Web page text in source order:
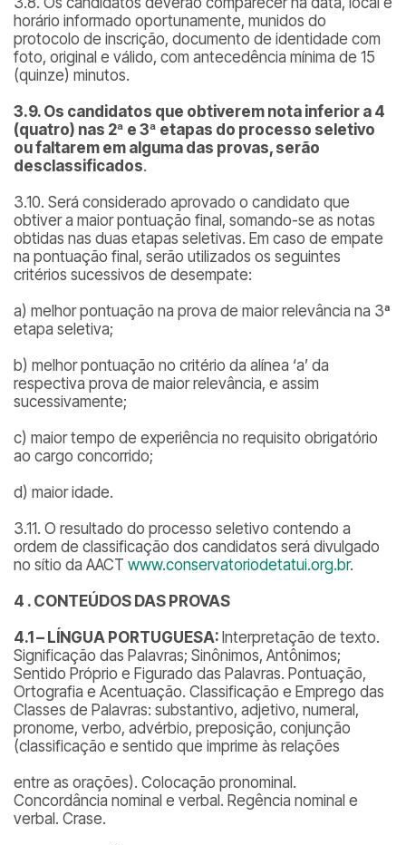
horário informado oportunamente, munidos do
protocolo de inscrição, documento de identidade com
foto, original e válido, com antecedência mínima de 15
(quinze) minutos.
3.9. Os candidatos que obtiverem nota inferior a 4
(quatro) nas 2ª e 3ª etapas do processo seletivo
ou faltarem em alguma das provas, serão
desclassificados.
3.10. Será considerado aprovado o candidato que
obtiver a maior pontuação final, somando-se as notas
obtidas nas duas etapas seletivas. Em caso de empate
na pontuação final, serão utilizados os seguintes
critérios sucessivos de desempate:
a) melhor pontuação na prova de maior relevância na 3ª
etapa seletiva;
b) melhor pontuação no critério da alínea ‘a’ da
respectiva prova de maior relevância, e assim
sucessivamente;
c) maior tempo de experiência no requisito obrigatório
ao cargo concorrido;
d) maior idade.
3.11. O resultado do processo seletivo contendo a
ordem de classificação dos candidatos será divulgado
no sítio da AACT www.conservatoriodetatui.org.br.
4 . CONTEÚDOS DAS PROVAS
4.1 – LÍNGUA PORTUGUESA: Interpretação de texto.
Significação das Palavras; Sinônimos, Antônimos;
Sentido Próprio e Figurado das Palavras. Pontuação,
Ortografia e Acentuação. Classificação e Emprego das
Classes de Palavras: substantivo, adjetivo, numeral,
pronome, verbo, advérbio, preposição, conjunção
(classificação e sentido que imprime às relações
entre as orações). Colocação pronominal.
Concordância nominal e verbal. Regência nominal e
verbal. Crase.